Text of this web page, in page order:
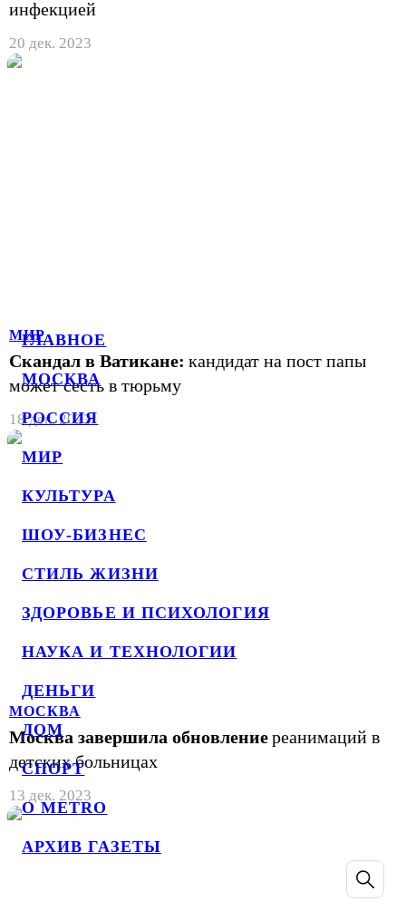
ГЛАВНОЕ
МОСКВА
РОССИЯ
МИР
КУЛЬТУРА
ШОУ-БИЗНЕС
СТИЛЬ ЖИЗНИ
ЗДОРОВЬЕ И ПСИХОЛОГИЯ
НАУКА И ТЕХНОЛОГИИ
ДЕНЬГИ
ДОМ
СПОРТ
О METRO
АРХИВ ГАЗЕТЫ
инфекцией
20 дек. 2023
МИР
Скандал в Ватикане: кандидат на пост папы
может сесть в тюрьму
18 дек. 2023
МОСКВА
Москва завершила обновлениереанимаций в
детских больницах
13 дек. 2023